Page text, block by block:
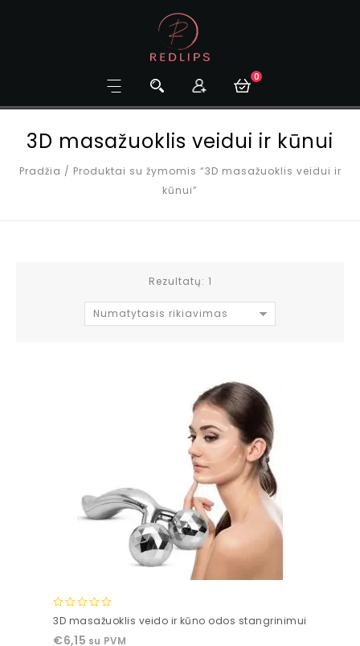
0
3D masažuoklis veidui ir kūnui
Pradžia / Produktai su žymomis “3D masažuoklis veidui ir
kūnui”
Rezultatų: 1
Numatytasis rikiavimas
0
3D masažuoklis veido ir kūno odos stangrinimui
€6,15 su PVM